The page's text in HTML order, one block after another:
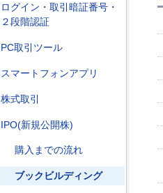
ログイン・取引暗証番号・
２段階認証
PC取引ツール
スマートフォンアプリ
株式取引
IPO(新規公開株)
購入までの流れ
ブックビルディング